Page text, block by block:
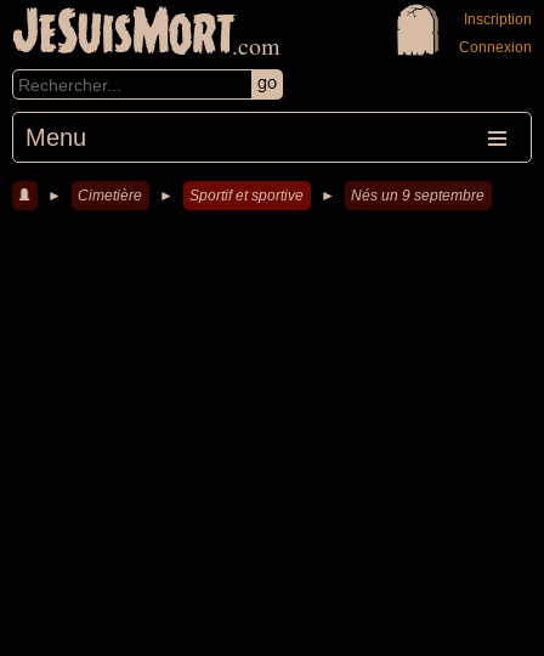
JeSuisMort.com
Menu
Inscription
Connexion
► Cimetière ► Sportif et sportive ► Nés un 9 septembre